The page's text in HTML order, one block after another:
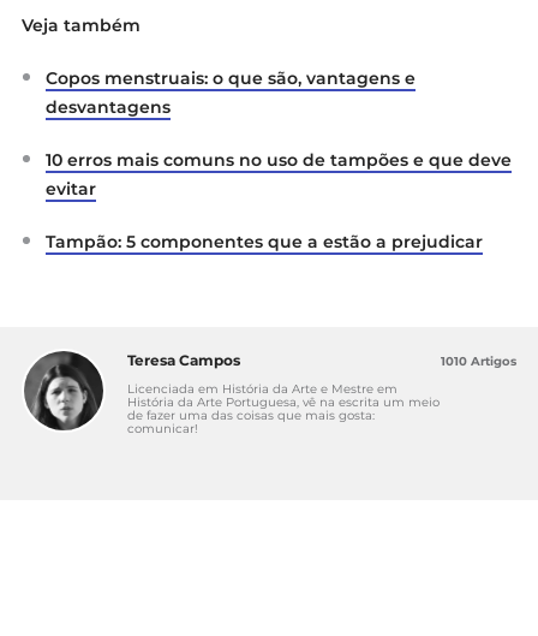
Veja também
Copos menstruais: o que são, vantagens e
desvantagens
10 erros mais comuns no uso de tampões e que deve
evitar
Tampão: 5 componentes que a estão a prejudicar
Teresa Campos
Licenciada em História da Arte e Mestre em
História da Arte Portuguesa, vê na escrita um meio
de fazer uma das coisas que mais gosta:
comunicar!
1010 Artigos